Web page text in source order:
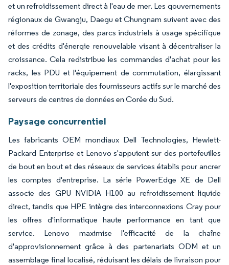
et un refroidissement direct à l'eau de mer. Les gouvernements
régionaux de Gwangju, Daegu et Chungnam suivent avec des
réformes de zonage, des parcs industriels à usage spécifique
et des crédits d'énergie renouvelable visant à décentraliser la
croissance. Cela redistribue les commandes d'achat pour les
racks, les PDU et l'équipement de commutation, élargissant
l'exposition territoriale des fournisseurs actifs sur le marché des
serveurs de centres de données en Corée du Sud.
Paysage concurrentiel
Les fabricants OEM mondiaux Dell Technologies, Hewlett-
Packard Enterprise et Lenovo s'appuient sur des portefeuilles
de bout en bout et des réseaux de services établis pour ancrer
les comptes d'entreprise. La série PowerEdge XE de Dell
associe des GPU NVIDIA H100 au refroidissement liquide
direct, tandis que HPE intègre des interconnexions Cray pour
les offres d'informatique haute performance en tant que
service. Lenovo maximise l'efficacité de la chaîne
d'approvisionnement grâce à des partenariats ODM et un
assemblage final localisé, réduisant les délais de livraison pour